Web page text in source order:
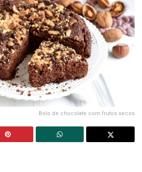
Bolo de chocolate com frutos secos